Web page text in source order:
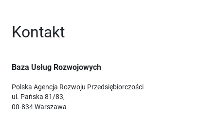
Kontakt
Baza Usług Rozwojowych
Polska Agencja Rozwoju Przedsiębiorczości
ul. Pańska 81/83,
00-834 Warszawa